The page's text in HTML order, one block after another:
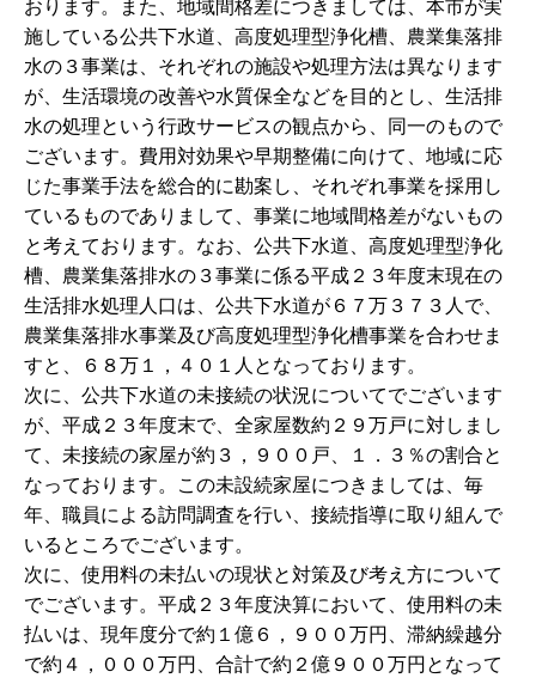
おります。また、地域間格差につきましては、本市が実
施している公共下水道、高度処理型浄化槽、農業集落排
水の３事業は、それぞれの施設や処理方法は異なります
が、生活環境の改善や水質保全などを目的とし、生活排
水の処理という行政サービスの観点から、同一のもので
ございます。費用対効果や早期整備に向けて、地域に応
じた事業手法を総合的に勘案し、それぞれ事業を採用し
ているものでありまして、事業に地域間格差がないもの
と考えております。なお、公共下水道、高度処理型浄化
槽、農業集落排水の３事業に係る平成２３年度末現在の
生活排水処理人口は、公共下水道が６７万３７３人で、
農業集落排水事業及び高度処理型浄化槽事業を合わせま
すと、６８万１，４０１人となっております。
次に、公共下水道の未接続の状況についてでございます
が、平成２３年度末で、全家屋数約２９万戸に対しまし
て、未接続の家屋が約３，９００戸、１．３％の割合と
なっております。この未設続家屋につきましては、毎
年、職員による訪問調査を行い、接続指導に取り組んで
いるところでございます。
次に、使用料の未払いの現状と対策及び考え方について
でございます。平成２３年度決算において、使用料の未
払いは、現年度分で約１億６，９００万円、滞納繰越分
で約４，０００万円、合計で約２億９００万円となって